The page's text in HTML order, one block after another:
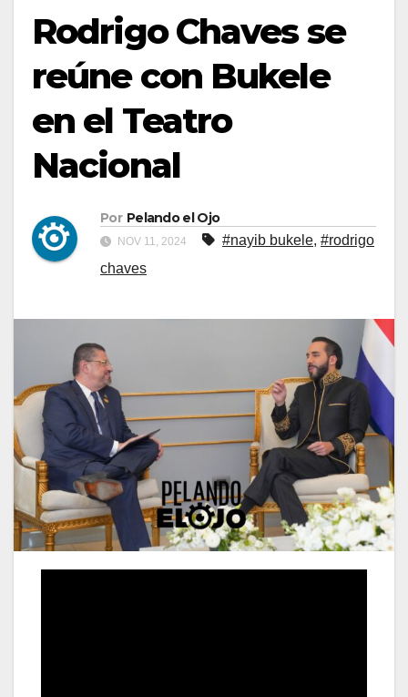
Rodrigo Chaves se
reúne con Bukele
en el Teatro
Nacional
Por Pelando el Ojo
NOV 11, 2024 #nayib bukele, #rodrigo
chaves